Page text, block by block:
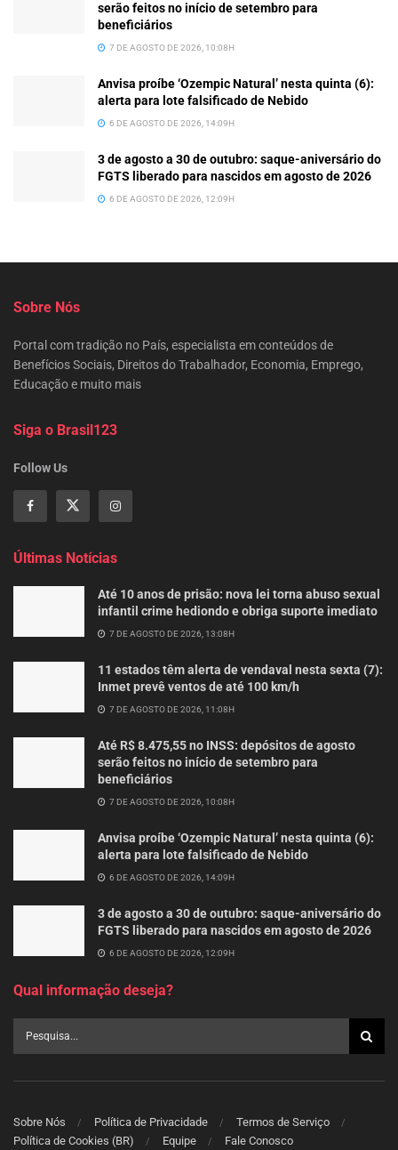
serão feitos no início de setembro para
beneficiários
7 DE AGOSTO DE 2026, 10:08H
Anvisa proíbe ‘Ozempic Natural’ nesta quinta (6):
alerta para lote falsificado de Nebido
6 DE AGOSTO DE 2026, 14:09H
3 de agosto a 30 de outubro: saque-aniversário do
FGTS liberado para nascidos em agosto de 2026
6 DE AGOSTO DE 2026, 12:09H
Sobre Nós
Portal com tradição no País, especialista em conteúdos de
Benefícios Sociais, Direitos do Trabalhador, Economia, Emprego,
Educação e muito mais
Siga o Brasil123
Follow Us
Últimas Notícias
Até 10 anos de prisão: nova lei torna abuso sexual
infantil crime hediondo e obriga suporte imediato
7 DE AGOSTO DE 2026, 13:08H
11 estados têm alerta de vendaval nesta sexta (7):
Inmet prevê ventos de até 100 km/h
7 DE AGOSTO DE 2026, 11:08H
Até R$ 8.475,55 no INSS: depósitos de agosto
serão feitos no início de setembro para
beneficiários
7 DE AGOSTO DE 2026, 10:08H
Anvisa proíbe ‘Ozempic Natural’ nesta quinta (6):
alerta para lote falsificado de Nebido
6 DE AGOSTO DE 2026, 14:09H
3 de agosto a 30 de outubro: saque-aniversário do
FGTS liberado para nascidos em agosto de 2026
6 DE AGOSTO DE 2026, 12:09H
Qual informação deseja?
Sobre Nós Política de Privacidade
Termos de Serviço
Política de Cookies (BR)
Equipe Fale Conosco